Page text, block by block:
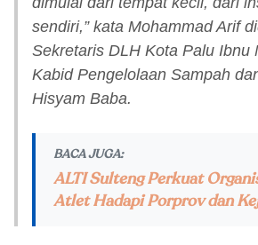
sendiri,” kata Mohammad Arif
Sekretaris DLH Kota Palu Ibnu
Kabid Pengelolaan Sampah
Hisyam Baba.
BACA JUGA:
ALTI Sulteng Perkuat
Atlet Hadapi Porprov dan